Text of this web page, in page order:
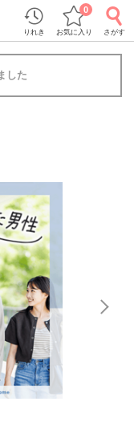
りれき お気に入り
0
さがす
した